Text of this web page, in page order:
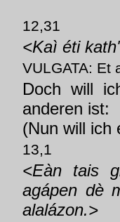
12,31
<Kaì éti
VULGATA: Et
Doch will
anderen ist:
(Nun will ich
13,1
<Eàn tais
agápen dè
alalázon.>